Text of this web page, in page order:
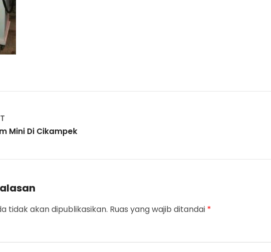
Mini Di Cikampek
tidak akan dipublikasikan. Ruas yang wajib ditandai *